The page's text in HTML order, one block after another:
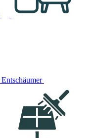
Entschäumer